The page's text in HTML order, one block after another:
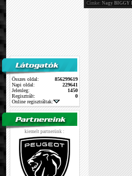
Összes oldal:
856299619
Napi oldal:
229641
Jelenleg:
1450
Regisztrált:
0
Online regisztráltak:
kiemelt partnerünk :
Címke: Nagy BIGGY